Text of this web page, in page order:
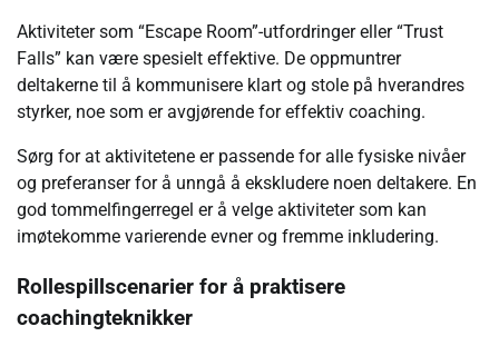
Aktiviteter som “Escape Room”-utfordringer eller “Trust
Falls” kan være spesielt effektive. De oppmuntrer
deltakerne til å kommunisere klart og stole på hverandres
styrker, noe som er avgjørende for effektiv coaching.
Sørg for at aktivitetene er passende for alle fysiske nivåer
og preferanser for å unngå å ekskludere noen deltakere. En
god tommelfingerregel er å velge aktiviteter som kan
imøtekomme varierende evner og fremme inkludering.
Rollespillscenarier for å praktisere
coachingteknikker